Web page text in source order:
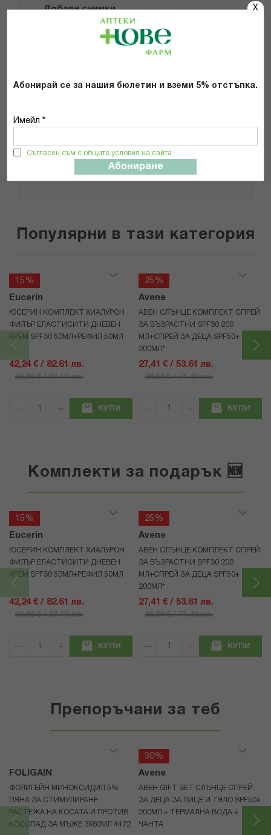
X
Абонирай се за нашия бюлетин и вземи 5% отстъпка.
Имейл *
Съгласен съм с общите условия на сайта
Абониране
Добави снимки
Препоръчвам продукта
Прочетох и се съгласявам с
ИЗПРАТИ
Популярни в тази категория
15%
Eucerin
ЮСЕРИН КОМПЛЕКТ ХИАЛУРОН
ФИЛЪР ЕЛАСТИСИТИ ДНЕВЕН
КРЕМ SPF30 50МЛ+РЕФИЛ 50МЛ
42,24 € / 82.61 лв.
49,69 € / 97.19 лв.
КУПИ
25%
Avene
АВЕН СЛЪНЦЕ КОМПЛЕКТ СПРЕЙ
ЗА ВЪЗРАСТНИ SPF30 200
МЛ+СПРЕЙ ЗА ДЕЦА SPF50+
200МЛ*
27,41 € / 53.61 лв.
36,55 € / 71.49 лв.
КУПИ
Комплекти за подарък 🆕
15%
Eucerin
ЮСЕРИН КОМПЛЕКТ ХИАЛУРОН
ФИЛЪР ЕЛАСТИСИТИ ДНЕВЕН
КРЕМ SPF30 50МЛ+РЕФИЛ 50МЛ
42,24 € / 82.61 лв.
49,69 € / 97.19 лв.
КУПИ
25%
Avene
АВЕН СЛЪНЦЕ КОМПЛЕКТ СПРЕЙ
ЗА ВЪЗРАСТНИ SPF30 200
МЛ+СПРЕЙ ЗА ДЕЦА SPF50+
200МЛ*
27,41 € / 53.61 лв.
36,55 € / 71.49 лв.
КУПИ
Препоръчани за теб
FOLIGAIN
ФОЛИГЕЙН МИНОКСИДИЛ 5%
ПЯНА ЗА СТИМУЛИРАНЕ
РАСТЕЖА НА КОСАТА И ПРОТИВ
КОСОПАД ЗА МЪЖЕ 3X60МЛ 4472
30%
Avene
АВЕН GIFT SET СЛЪНЦЕ СПРЕЙ
ЗА ДЕЦА ЗА ЛИЦЕ И ТЯЛО SPF50+
200МЛ + ТЕРМАЛНА ВОДА +
ЧАНТА